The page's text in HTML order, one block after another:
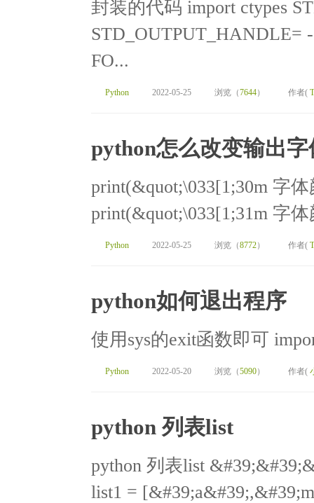
封装的代码 import ctypes
STD_OUTPUT_HANDLE=
FO...
Python 2022-05-25 浏览（7644） 作者(
python怎么改变输出
print(&quot;\033[1;30m 字
print(&quot;\033[1;31m 字
Python 2022-05-25 浏览（8772） 作者(
python如何退出程序
使用sys的exit函数即可
Python 2022-05-20 浏览（5090） 作者(
python 列表list
python 列表list
list1 =